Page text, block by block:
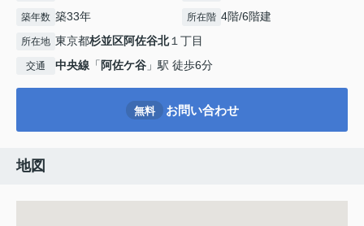
築年数 築33年 所在階 4階/6階建
所在地 東京都杉並区阿佐谷北１丁目
交通 中央線 「 阿佐ケ谷 」駅 徒歩6分
無料 お問い合わせ
地図